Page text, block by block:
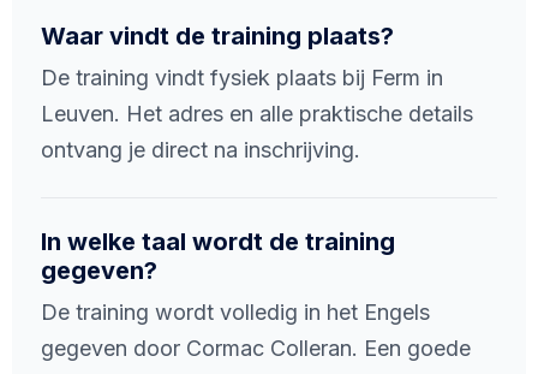
Waar vindt de training plaats?
De training vindt fysiek plaats bij Ferm in
Leuven. Het adres en alle praktische details
ontvang je direct na inschrijving.
In welke taal wordt de training
gegeven?
De training wordt volledig in het Engels
gegeven door Cormac Colleran. Een goede